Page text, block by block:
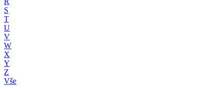
S
T
U
V
W
X
Y
Z
Vše